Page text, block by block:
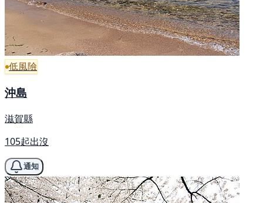
低風險
沖島
滋賀縣
105起出沒
通知